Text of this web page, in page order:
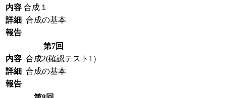
内容 合成１
詳細 合成の基本
報告
第7回
内容 合成2(確認テスト1）
詳細 合成の基本
報告